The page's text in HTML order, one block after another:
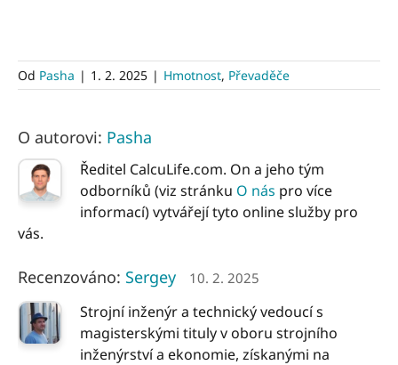
Od Pasha | 1. 2. 2025 | Hmotnost, Převaděče
O autorovi: Pasha
Ředitel CalcuLife.com. On a jeho tým
odborníků (viz stránku O nás pro více
informací) vytvářejí tyto online služby pro
vás.
Recenzováno: Sergey 10. 2. 2025
Strojní inženýr a technický vedoucí s
magisterskými tituly v oboru strojního
inženýrství a ekonomie, získanými na